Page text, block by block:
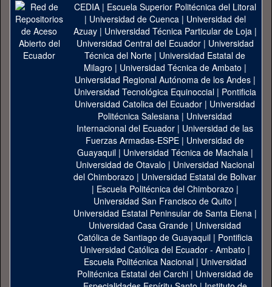
CEDIA| Escuela Superior Politécnica del Litoral
| Universidad de Cuenca| Universidad del
Azuay| Universidad Técnica Particular de Loja|
Universidad Central del Ecuador| Universidad
Técnica del Norte | Universidad Estatal de
Milagro | Universidad Técnica de Ambato |
Universidad Regional Autónoma de los Andes|
Universidad Tecnológica Equinoccial| Pontificia
Universidad Catolica del Ecuador | Universidad
Politécnica Salesiana | Universidad
Internacional del Ecuador | Universidad de las
Fuerzas Armadas-ESPE | Universidad de
Guayaquil| Universidad Técnica de Machala|
Universidad de Otavalo | Universidad Nacional
del Chimborazo | Universidad Estatal de Bolivar
| Escuela Politécnica del Chimborazo |
Universidad San Francisco de Quito |
Universidad Estatal Peninsular de Santa Elena|
Universidad Casa Grande | Universidad
Católica de Santiago de Guayaquil| Pontificia
Universidad Católica del Ecuador - Ambato |
Escuela Politécnica Nacional| Universidad
Politécnica Estatal del Carchi| Universidad de